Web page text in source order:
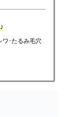
･たるみ毛穴